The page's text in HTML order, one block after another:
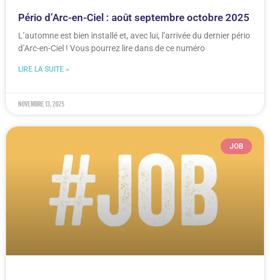
Pério d’Arc-en-Ciel : août septembre octobre 2025
L’automne est bien installé et, avec lui, l’arrivée du dernier pério
d’Arc-en-Ciel ! Vous pourrez lire dans de ce numéro
LIRE LA SUITE »
novembre 13, 2025
JOB